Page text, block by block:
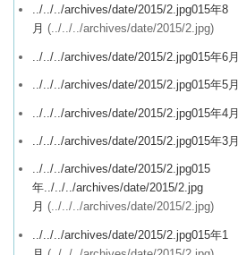
../../../archives/date/2015/2.jpg015年8
月 (../../../archives/date/2015/2.jpg)
../../../archives/date/2015/2.jpg015年6月
../../../archives/date/2015/2.jpg015年5月
../../../archives/date/2015/2.jpg015年4月
../../../archives/date/2015/2.jpg015年3月
../../../archives/date/2015/2.jpg015
年../../../archives/date/2015/2.jpg
月 (../../../archives/date/2015/2.jpg)
../../../archives/date/2015/2.jpg015年1